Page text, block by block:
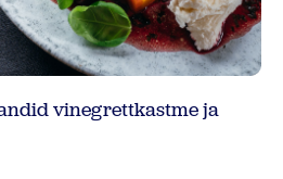
vinegrettkastme ja